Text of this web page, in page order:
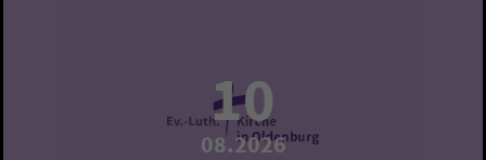
10
08.2026